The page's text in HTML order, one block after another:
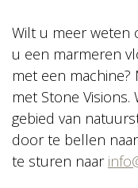
Wilt u meer weten
u een marmeren
met een
met Stone
gebied van
door te bellen naar
te sturen naar